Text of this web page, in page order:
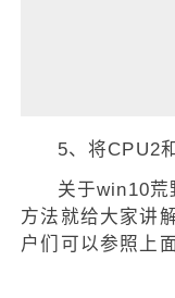
5、将CPU2
关于win10荒
方法就给大家讲
户们可以参照上